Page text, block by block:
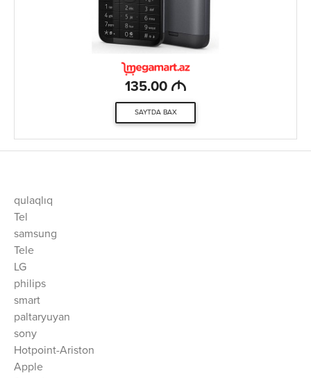
135.00 M
SAYTDA BAX
qulaqlıq
Tel
samsung
Tele
LG
philips
smart
paltaryuyan
sony
Hotpoint-Ariston
Apple